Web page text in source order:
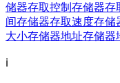
储器存取控制 存储器存
间存储器存取速度存储
大小存储器地址存储器
ℹ️